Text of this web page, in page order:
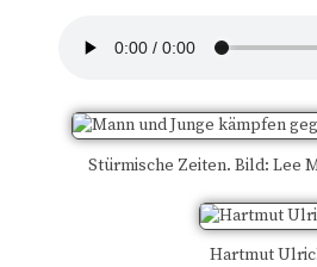
Stürmische Zeiten. Bild: Lee
Hartmut